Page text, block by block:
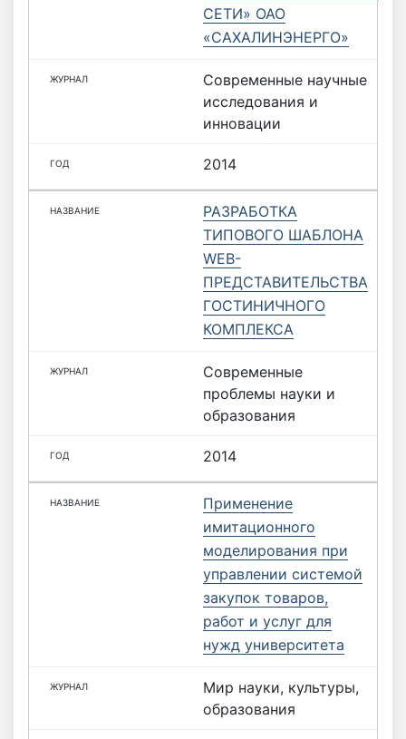
СЕТИ» ОАО
«САХАЛИНЭНЕРГО»
Современные научные
исследования и
инновации
2014
РАЗРАБОТКА
ТИПОВОГО ШАБЛОНА
WEB-
ПРЕДСТАВИТЕЛЬСТВА
ГОСТИНИЧНОГО
КОМПЛЕКСА
Современные
проблемы науки и
образования
2014
Применение
имитационного
моделирования при
управлении системой
закупок товаров,
работ и услуг для
нужд университета
Мир науки, культуры,
образования